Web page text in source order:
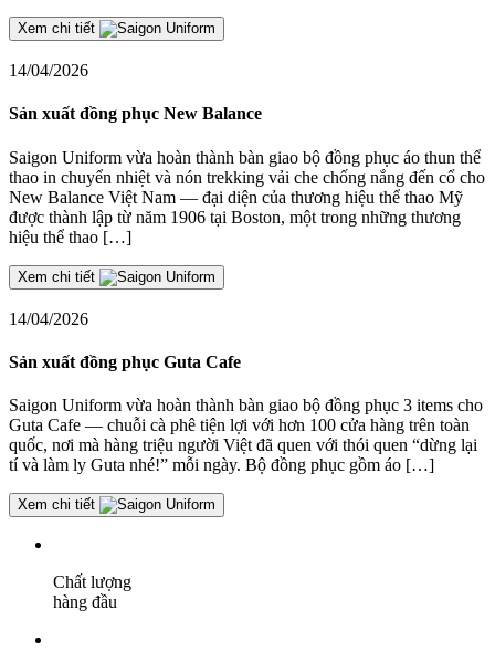
Xem chi tiết
14/04/2026
Sản xuất đồng phục New Balance
Saigon Uniform vừa hoàn thành bàn giao bộ đồng phục áo thun thể
thao in chuyển nhiệt và nón trekking vải che chống nắng đến cổ cho
New Balance Việt Nam — đại diện của thương hiệu thể thao Mỹ
được thành lập từ năm 1906 tại Boston, một trong những thương
hiệu thể thao […]
Xem chi tiết
14/04/2026
Sản xuất đồng phục Guta Cafe
Saigon Uniform vừa hoàn thành bàn giao bộ đồng phục 3 items cho
Guta Cafe — chuỗi cà phê tiện lợi với hơn 100 cửa hàng trên toàn
quốc, nơi mà hàng triệu người Việt đã quen với thói quen “dừng lại
tí và làm ly Guta nhé!” mỗi ngày. Bộ đồng phục gồm áo […]
Xem chi tiết
Chất lượng
hàng đầu